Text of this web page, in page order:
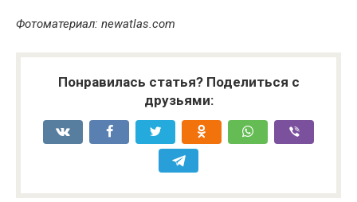
Фотоматериал: newatlas.com
Понравилась статья? Поделиться с
друзьями: